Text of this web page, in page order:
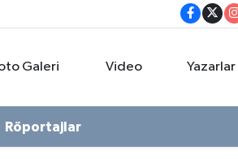
Galeri Video Yazarlar
Röportajlar